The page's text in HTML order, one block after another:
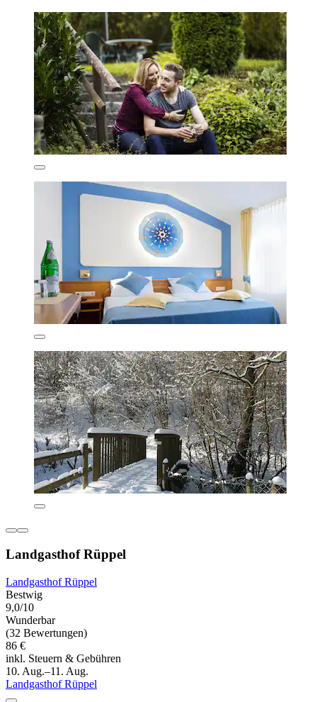
Landgasthof Rüppel
Landgasthof Rüppel
Bestwig
9,0/10
Wunderbar
(32 Bewertungen)
86 €
inkl. Steuern & Gebühren
10. Aug.–11. Aug.
Landgasthof Rüppel